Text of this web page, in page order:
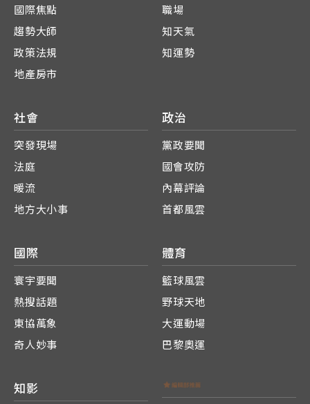
國際焦點
趨勢大師
政策法規
地產房市
職場
知天氣
知運勢
社會
突發現場
法庭
暖流
地方大小事
政治
黨政要聞
國會攻防
內幕評論
首都風雲
國際
寰宇要聞
熱搜話題
東協萬象
奇人妙事
體育
籃球風雲
野球天地
大運動場
巴黎奧運
知影